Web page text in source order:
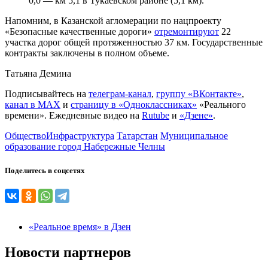
Напомним, в Казанской агломерации по нацпроекту
«Безопасные качественные дороги» отремонтируют 22
участка дорог общей протяженностью 37 км. Государственные
контракты заключены в полном объеме.
Татьяна Демина
Подписывайтесь на телеграм-канал, группу «ВКонтакте»,
канал в MAX и страницу в «Одноклассниках» «Реального
времени». Ежедневные видео на Rutube и «Дзене».
ОбществоИнфраструктура Татарстан Муниципальное
образование город Набережные Челны
Поделитесь в соцсетях
«Реальное время» в Дзен
Новости партнеров